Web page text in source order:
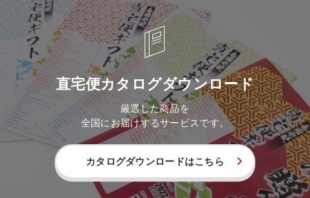
直宅便カタログダウンロード
厳選した商品を
全国にお届けするサービスです。
カタログダウンロードはこちら